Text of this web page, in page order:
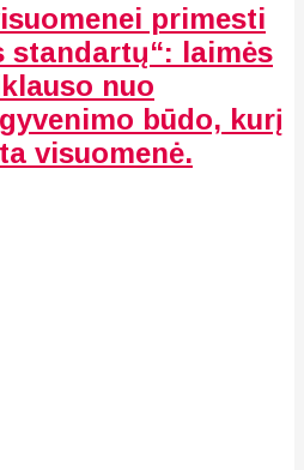
primesti
standartų“: laimės
nuo
būdo, kurį
visuomenė.